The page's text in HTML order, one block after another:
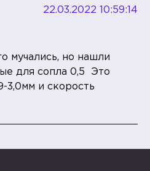
22.03.2022 10:59:14
мучались, но нашли
для сопла 0,5 Это
3,0мм и скорость